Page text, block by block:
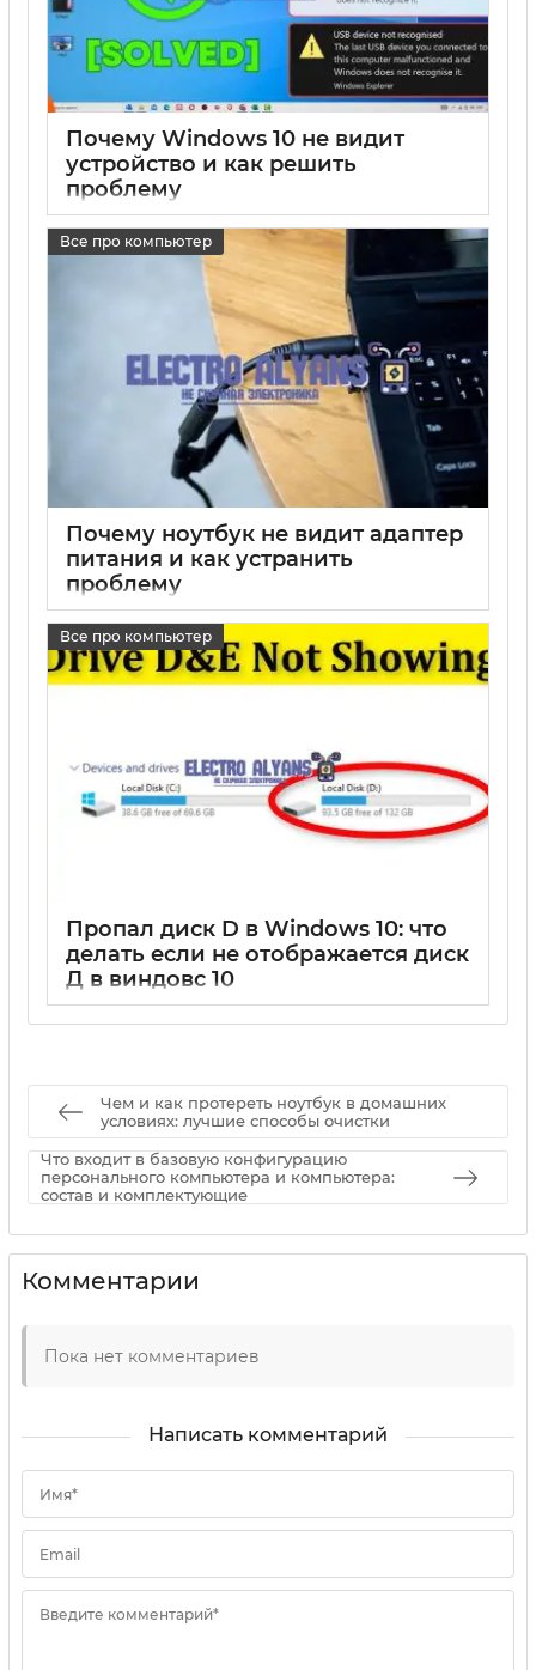
Почему Windows 10 не видит
устройство и как решить
проблему
17 05 2025 0
Все про компьютер
Почему ноутбук не видит адаптер
питания и как устранить
проблему
17 05 2025 0
Все про компьютер
Пропал диск D в Windows 10: что
делать если не отображается диск
Д в виндовс 10
Чем и как протереть ноутбук в домашних
условиях: лучшие способы очистки
Что входит в базовую конфигурацию
персонального компьютера и компьютера:
состав и комплектующие
Комментарии
Пока нет комментариев
Написать комментарий
Имя*
Email
Введите комментарий*